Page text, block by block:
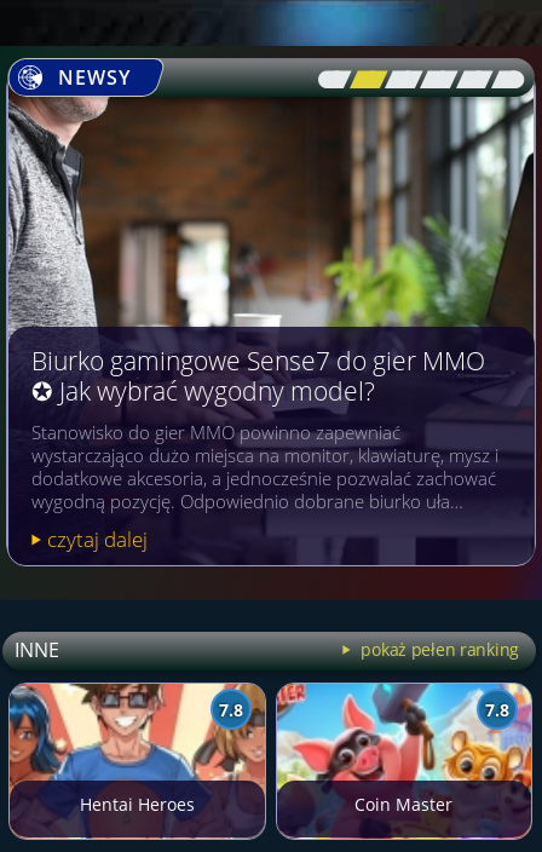
NEWSY [\ \\ \\ \\ \\ \]
Biurko gamingowe Sense7 do gier MMO
✪ Jak wybrać wygodny model?
Stanowisko do gier MMO powinno zapewniać
wystarczająco dużo miejsca na monitor, klawiaturę, mysz i
dodatkowe akcesoria, a jednocześnie pozwalać zachować
wygodną pozycję. Odpowiednio dobrane biurko uła…
czytaj dalej
INNE pokaż pełen ranking
7.8
Hentai Heroes
7.8
Coin Master